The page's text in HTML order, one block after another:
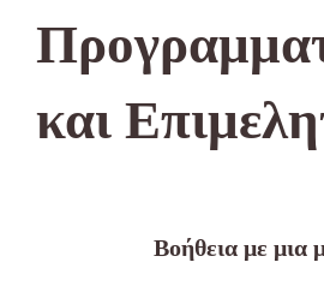
και
Βοήθεια με μια